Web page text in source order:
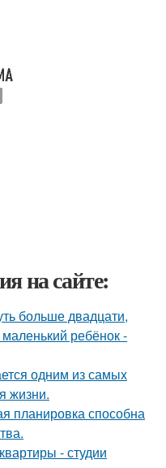
на сайте:
больше двадцати,
ребёнок -
одним из самых
жизни.
планировка способна
- студии